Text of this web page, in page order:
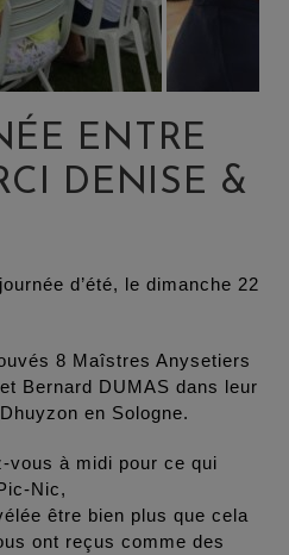
ENTRE
DENISE &
d’été, le dimanche 22
8 Maîstres Anysetiers
Bernard DUMAS dans leur
en Sologne.
vous à midi pour ce qui
Nic,
être bien plus que cela
ont reçus comme des